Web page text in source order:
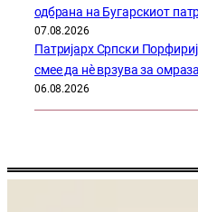
одбрана на Бугарскиот
07.08.2026
Патријарх Српски
смее да нѐ врзува за
06.08.2026